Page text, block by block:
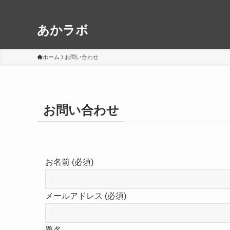
あかラボ
ホーム お問い合わせ
お問い合わせ
お名前 (必須)
メールアドレス (必須)